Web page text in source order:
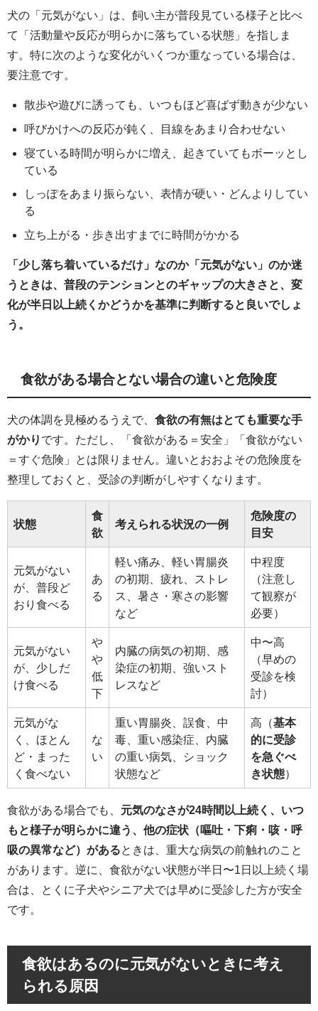
犬の「元気がない」は、飼い主が普段見ている様子と比べ
て「活動量や反応が明らかに落ちている状態」を指しま
す。特に次のような変化がいくつか重なっている場合は、
要注意です。
散歩や遊びに誘っても、いつもほど喜ばず動きが少ない
呼びかけへの反応が鈍く、目線をあまり合わせない
寝ている時間が明らかに増え、起きていてもボーッとし
ている
しっぽをあまり振らない、表情が硬い・どんよりしてい
る
立ち上がる・歩き出すまでに時間がかかる
「少し落ち着いているだけ」なのか「元気がない」のか迷
うときは、普段のテンションとのギャップの大きさと、変
化が半日以上続くかどうかを基準に判断すると良いでしょ
う。
食欲がある場合とない場合の違いと危険度
犬の体調を見極めるうえで、 食欲の有無はとても重要な手
がかり です。ただし、「食欲がある＝安全」「食欲がない
＝すぐ危険」とは限りません。違いとおおよその危険度を
整理しておくと、受診の判断がしやすくなります。
状態
食
欲
考えられる状況の一例
危険度の
目安
元気がない
が、普段ど
おり食べる
あ
る
軽い痛み、軽い胃腸炎
の初期、疲れ、ストレ
ス、暑さ・寒さの影響
など
中程度
（注意し
て観察が
必要）
元気がない
が、少しだ
け食べる
や
や
低
下
内臓の病気の初期、感
染症の初期、強いスト
レスなど
中〜高
（早めの
受診を検
討）
元気がな
く、ほとん
ど・まった
く食べない
な
い
重い胃腸炎、誤食、中
毒、重い感染症、内臓
の重い病気、ショック
状態など
高（基本
的に受診
を急ぐべ
き状態）
食欲がある場合でも、 元気のなさが24時間以上続く、いつ
もと様子が明らかに違う、他の症状（嘔吐・下痢・咳・呼
吸の異常など）がある ときは、重大な病気の前触れのこと
があります。逆に、食欲がない状態が半日〜1日以上続く場
合は、とくに子犬やシニア犬では早めに受診した方が安全
です。
食欲はあるのに元気がないときに考え
られる原因